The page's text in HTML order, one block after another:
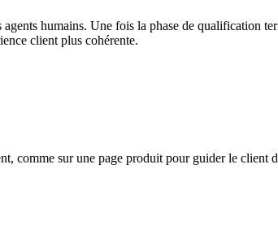
humains. Une fois la phase de qualification
client plus cohérente.
comme sur une page produit pour guider le client